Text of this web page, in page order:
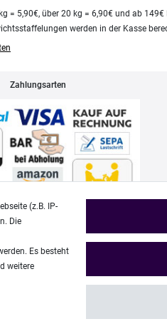
= 5,90€, über 20 kg = 6,90€ und ab
werden in der Kasse
Zahlungsarten
(z.B. IP-
Die
Es besteht
weitere